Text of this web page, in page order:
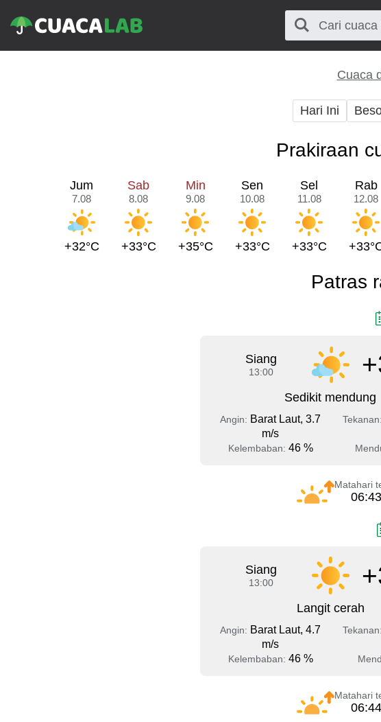
Cuaca
Hari Ini
Prakiraan
Jum
7.08
+32°C
Sab
8.08
+33°C
Min
9.08
+35°C
Sen
10.08
+33°C
Sel
11.08
+33°C
Rab
12.08
Patras
Siang
13:00
Sedikit mendung
Angin: Barat Laut, 3.7
m/s
Tekanan:
Kelembaban: 46 %
Matahari
06:43
Siang
13:00
Langit cerah
Angin: Barat Laut, 4.7
m/s
Tekanan:
Kelembaban: 46 %
Matahari
06:44